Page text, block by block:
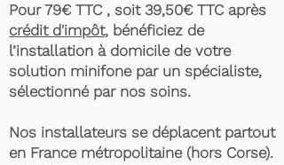
Pour 79€ TTC , soit 39,50€ TTC après
crédit d'impôt, bénéficiez de
l’installation à domicile de votre
solution minifone par un spécialiste,
sélectionné par nos soins.
Nos installateurs se déplacent partout
en France métropolitaine (hors Corse).